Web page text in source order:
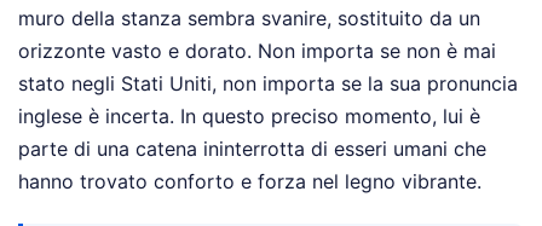
muro della stanza sembra svanire, sostituito da un
orizzonte vasto e dorato. Non importa se non è mai
stato negli Stati Uniti, non importa se la sua pronuncia
inglese è incerta. In questo preciso momento, lui è
parte di una catena ininterrotta di esseri umani che
hanno trovato conforto e forza nel legno vibrante.